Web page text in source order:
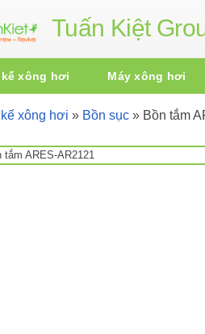
Tuấn Kiệt
xông hơi Máy xông hơi
xông hơi » Bồn sục » Bồn tắm